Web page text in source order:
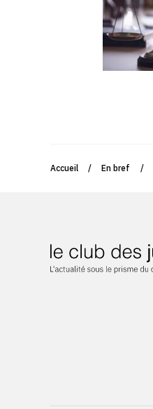
Accueil / En bref /